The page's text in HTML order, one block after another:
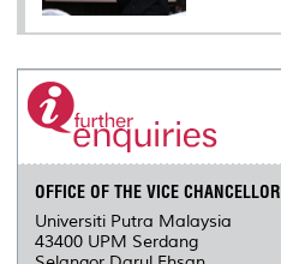
OFFICE OF THE VICE CHANCELLOR
Universiti Putra Malaysia
43400 UPM Serdang